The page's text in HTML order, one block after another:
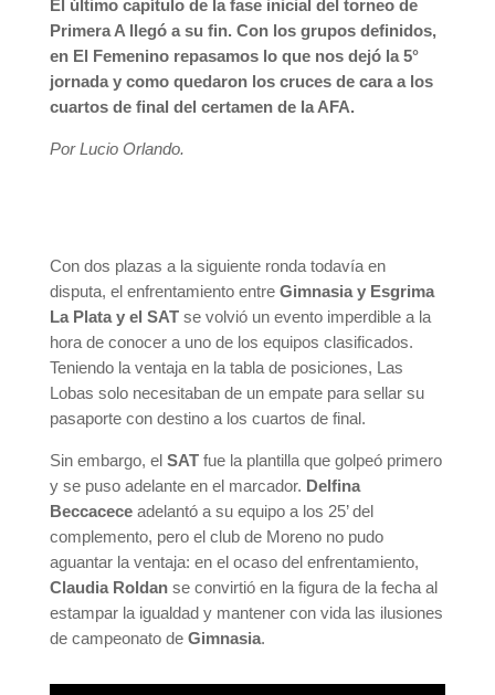
El último capítulo de la fase inicial del torneo de
Primera A llegó a su fin. Con los grupos definidos,
en El Femenino repasamos lo que nos dejó la 5°
jornada y como quedaron los cruces de cara a los
cuartos de final del certamen de la AFA.
Por Lucio Orlando.
Con dos plazas a la siguiente ronda todavía en
disputa, el enfrentamiento entre Gimnasia y Esgrima
La Plata y el SATse volvió un evento imperdible a la
hora de conocer a uno de los equipos clasificados.
Teniendo la ventaja en la tabla de posiciones, Las
Lobas solo necesitaban de un empate para sellar su
pasaporte con destino a los cuartos de final.
Sin embargo, elSAT fue la plantilla que golpeó primero
y se puso adelante en el marcador. Delfina
Beccacece adelantó a su equipo a los 25’ del
complemento, pero el club de Moreno no pudo
aguantar la ventaja: en el ocaso del enfrentamiento,
Claudia Roldanse convirtió en la figura de la fecha al
estampar la igualdad y mantener con vida las ilusiones
de campeonato deGimnasia.